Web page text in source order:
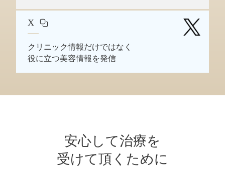
X
クリニック情報だけではなく
役に立つ美容情報を発信
安心して治療を
受けて頂くために